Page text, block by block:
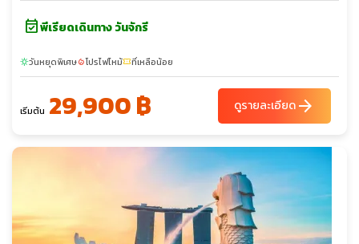
event_availableพีเรียดเดินทาง วันจักรี
sunnyวันหยุดพิเศษlocal_fire_departmentโปรไฟไหม้confirmation_numberที่เหลือน้อย
เริ่มต้น 29,900 ฿ ดูรายละเอียดarrow_forward